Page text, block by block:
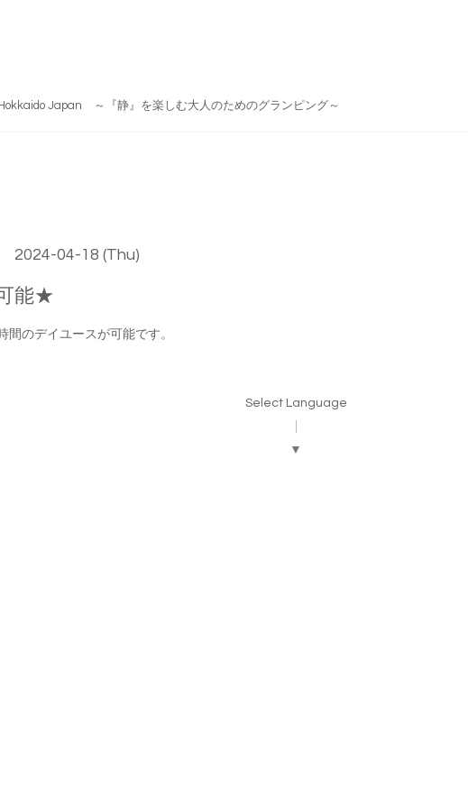
Japan ～『静』を楽しむ大人のためのグランピング～
2024-04-18 (Thu)
能★
間のデイユースが可能です。
Select Language
▼